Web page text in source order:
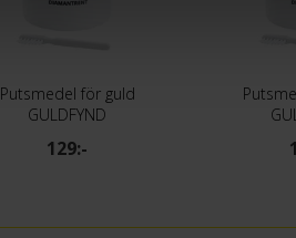
Putsmedel för guld
GULDFYND
129:-